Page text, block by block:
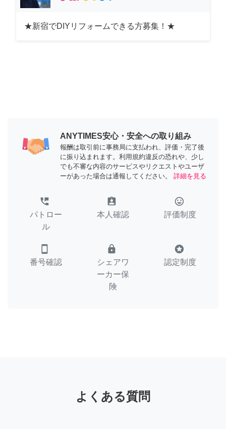
★新宿でDIYリフォームできる方募集！★
ANYTIMES安心・安全への取り組み
報酬は取引前に事務局に支払われ、評価・完了後
に振り込まれます。利用規約違反の恐れや、少し
でも不審な内容のサービスやリクエストやユーザ
ーがあった場合は通報してください。
詳細を見る
perm_phone_msg
パトロー
ル
assignment_ind
本人確認
tag_faces
評価制度
smartphone
番号確認
lock
シェアワ
ーカー保
険
stars
認定制度
よくある質問